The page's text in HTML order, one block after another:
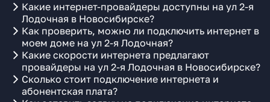
Какие интернет-провайдеры доступны на ул 2-я
Лодочная в Новосибирске?
Как проверить, можно ли подключить интернет в
моем доме на ул 2-я Лодочная?
Какие скорости интернета предлагают
провайдеры на ул 2-я Лодочная в Новосибирске?
Сколько стоит подключение интернета и
абонентская плата?